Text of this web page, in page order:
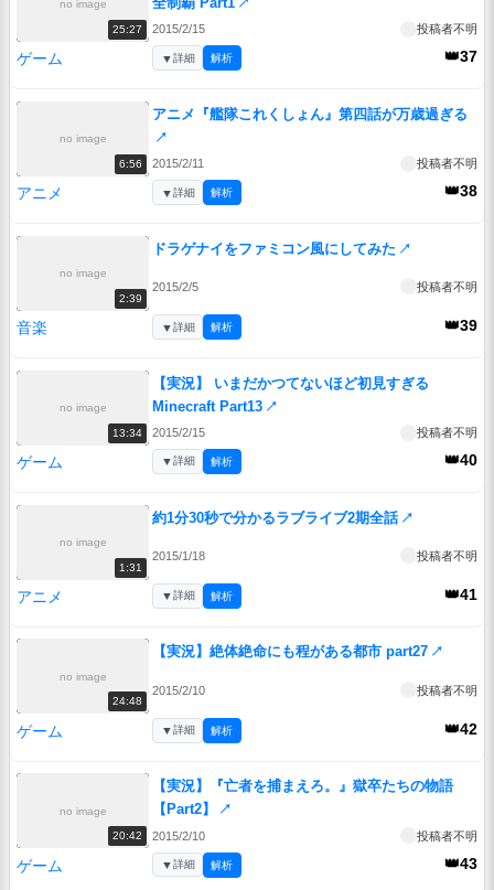
no image
25:27 2015/2/15 投稿者不明
ゲーム 👑37
▼詳細 解析
no image
6:56
アニメ『艦隊これくしょん』第四話が万歳過ぎる
↗
2015/2/11 投稿者不明
アニメ 👑38
▼詳細 解析
no image
2:39
ドラゲナイをファミコン風にしてみた ↗
2015/2/5 投稿者不明
音楽 👑39
▼詳細 解析
no image
13:34
【実況】 いまだかつてないほど初見すぎる
Minecraft Part13 ↗
2015/2/15 投稿者不明
ゲーム 👑40
▼詳細 解析
no image
1:31
約1分30秒で分かるラブライブ2期全話 ↗
2015/1/18 投稿者不明
アニメ 👑41
▼詳細 解析
no image
24:48
【実況】絶体絶命にも程がある都市 part27 ↗
2015/2/10 投稿者不明
ゲーム 👑42
▼詳細 解析
no image
20:42
【実況】『亡者を捕まえろ。』獄卒たちの物語
【Part2】
↗
2015/2/10 投稿者不明
ゲーム 👑43
▼詳細 解析